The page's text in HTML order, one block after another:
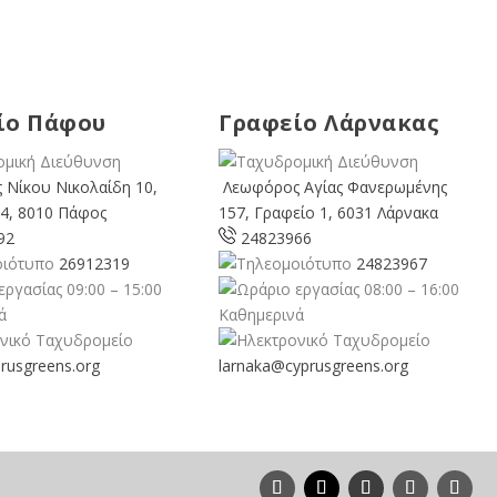
Πάφου
Νικολαίδη 10,
8010 Πάφος
26912319
09:00 – 15:00
Γραφείο Λάρνακας
Λεωφόρος Αγίας Φανερωμένης
157, Γραφείο 1, 6031 Λάρνακα
24823966
24823967
08:00 – 16:00
Καθημερινά
larnaka@cyprusgreens.org